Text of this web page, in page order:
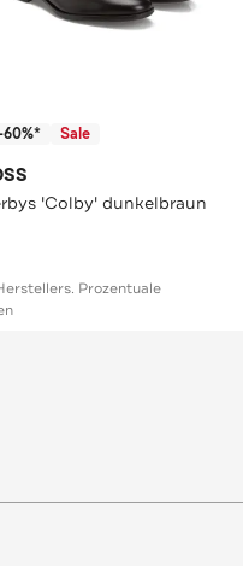
60%* Sale
'Colby' dunkelbraun
Prozentuale